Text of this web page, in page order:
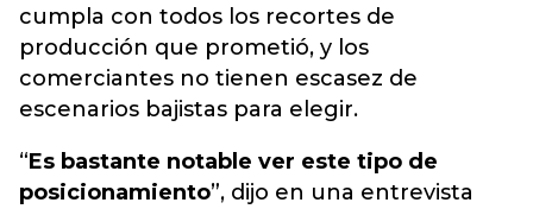
cumpla con todos los recortes de
producción que prometió, y los
comerciantes no tienen escasez de
escenarios bajistas para elegir.
“Es bastante notable ver este tipo de
posicionamiento”, dijo en una entrevista